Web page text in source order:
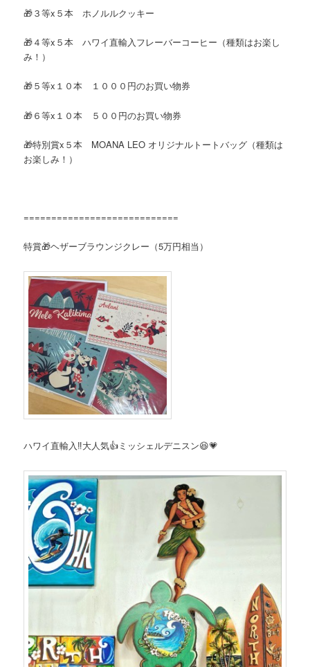
🎁３等x５本 ホノルルクッキー
🎁４等x５本 ハワイ直輸入フレーバーコーヒー（種類はお楽し
み！）
🎁５等x１０本 １０００円のお買い物券
🎁６等x１０本 ５００円のお買い物券
🎁特別賞x５本 MOANA LEO オリジナルトートバッグ（種類は
お楽しみ！）
============================
特賞🎁ヘザーブラウンジクレー（5万円相当）
ハワイ直輸入‼大人気👍ミッシェルデニスン😆💗